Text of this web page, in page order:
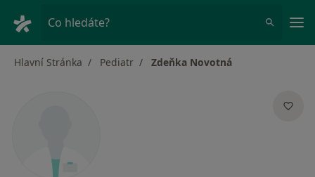
Co hledáte?
Hlavní Stránka Pediatr Zdeňka Novotná